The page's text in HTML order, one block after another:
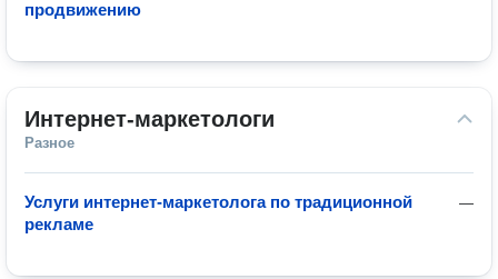
продвижению
Интернет-маркетологи
Разное
—
Услуги интернет-маркетолога по традиционной
рекламе